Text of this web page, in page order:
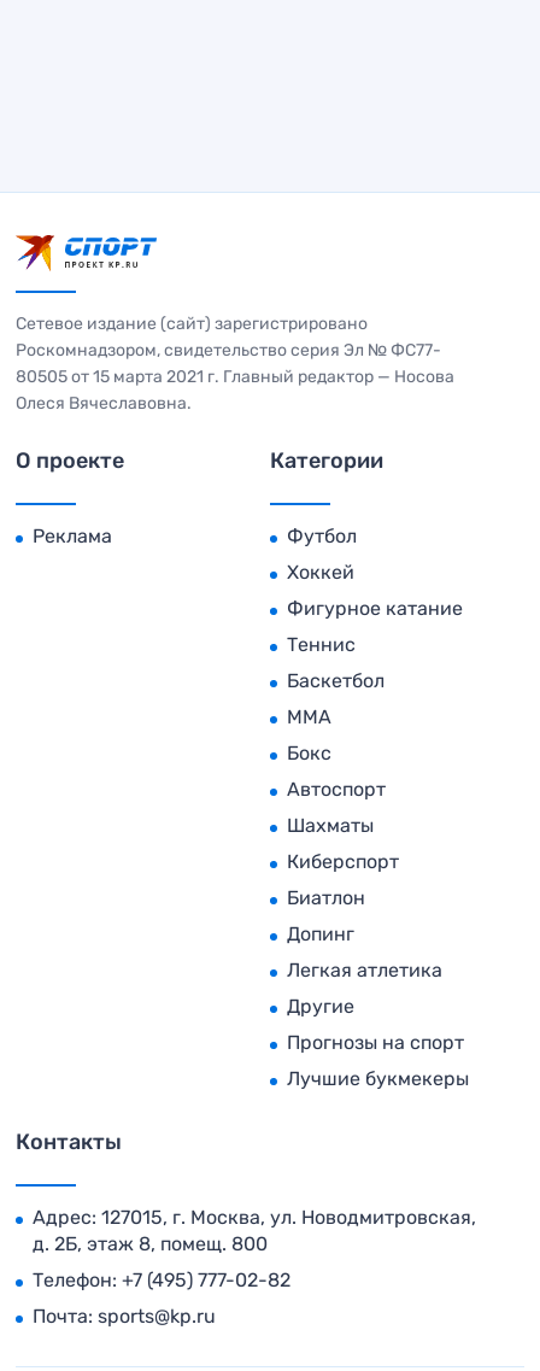
Сетевое издание (сайт) зарегистрировано
Роскомнадзором, свидетельство серия Эл № ФС77-
80505 от 15 марта 2021 г. Главный редактор — Носова
Олеся Вячеславовна.
О проекте
Реклама
Категории
Футбол
Хоккей
Фигурное катание
Теннис
Баскетбол
MMA
Бокс
Автоспорт
Шахматы
Киберспорт
Биатлон
Допинг
Легкая атлетика
Другие
Прогнозы на спорт
Лучшие букмекеры
Контакты
Адрес: 127015, г. Москва, ул. Новодмитровская,
д. 2Б, этаж 8, помещ. 800
Телефон: +7 (495) 777-02-82
Почта: sports@kp.ru